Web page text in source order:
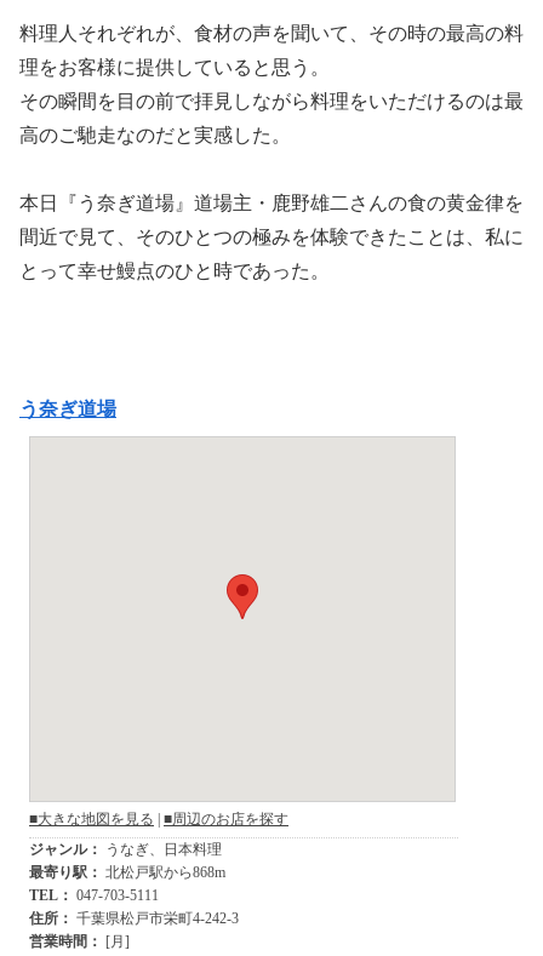
料理人それぞれが、食材の声を聞いて、その時の最高の料
理をお客様に提供していると思う。
その瞬間を目の前で拝見しながら料理をいただけるのは最
高のご馳走なのだと実感した。
本日『う奈ぎ道場』道場主・鹿野雄二さんの食の黄金律を
間近で見て、そのひとつの極みを体験できたことは、私に
とって幸せ鰻点のひと時であった。
う奈ぎ道場